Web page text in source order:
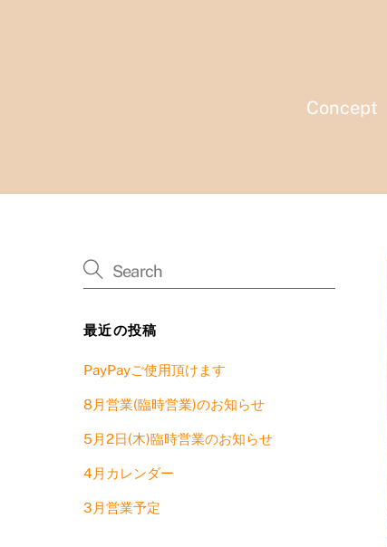
Concept
最近の投稿
PayPayご使用頂けます
8月営業(臨時営業)のお知らせ
5月2日(木)臨時営業のお知らせ
4月カレンダー
3月営業予定